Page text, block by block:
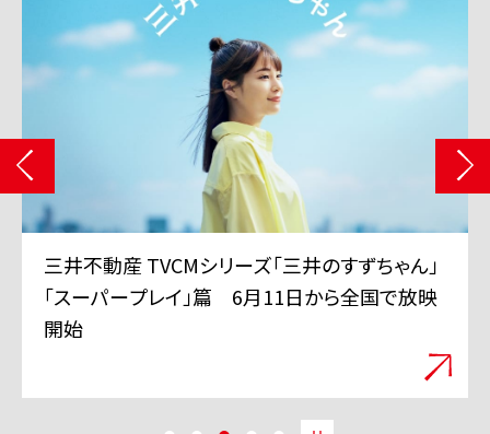
三井不動産 TVCMシリーズ「三井のすずちゃん」
「スーパープレイ」篇 6月11日から全国で放映
開始